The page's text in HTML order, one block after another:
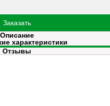
Заказать
Описание
характеристики
Отзывы